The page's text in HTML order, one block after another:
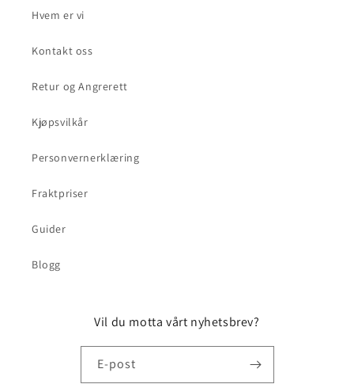
Hvem er vi
Kontakt oss
Retur og Angrerett
Kjøpsvilkår
Personvernerklæring
Fraktpriser
Guider
Blogg
Vil du motta vårt nyhetsbrev?
E-post